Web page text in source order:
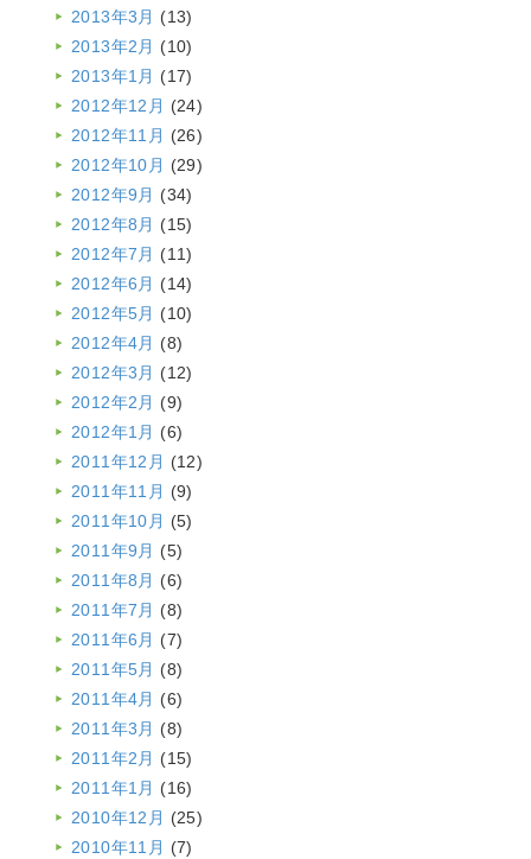
2013年3月 (13)
2013年2月 (10)
2013年1月 (17)
2012年12月 (24)
2012年11月 (26)
2012年10月 (29)
2012年9月 (34)
2012年8月 (15)
2012年7月 (11)
2012年6月 (14)
2012年5月 (10)
2012年4月 (8)
2012年3月 (12)
2012年2月 (9)
2012年1月 (6)
2011年12月 (12)
2011年11月 (9)
2011年10月 (5)
2011年9月 (5)
2011年8月 (6)
2011年7月 (8)
2011年6月 (7)
2011年5月 (8)
2011年4月 (6)
2011年3月 (8)
2011年2月 (15)
2011年1月 (16)
2010年12月 (25)
2010年11月 (7)